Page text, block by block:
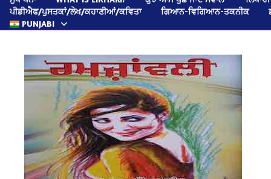
ਪੀਡੀਐਫ/ਪੁਸਤਕਾਂ/ਲੇਖ/ਕਹਾਣੀਆਂ/ਕਵਿਤਾ
ਗਿਆਨ-ਵਿਗਿਆਨ-ਤਕਨੀਕ
PUNJABI